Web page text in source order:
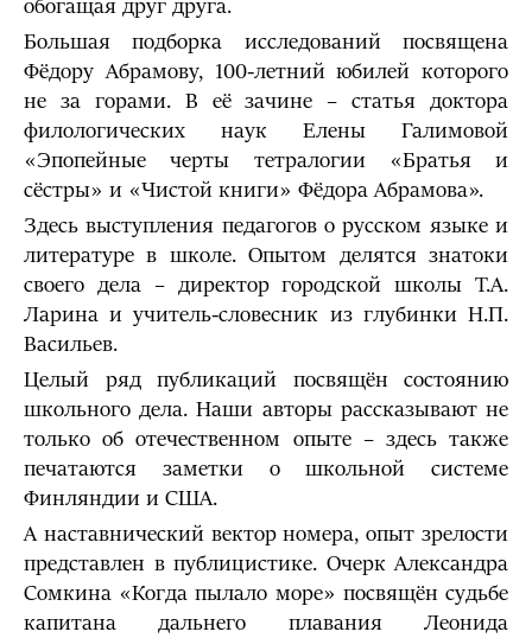
обогащая друг друга.
Большая подборка исследований посвящена
Фёдору Абрамову, 100-летний юбилей которого
не за горами. В её зачине – статья доктора
филологических наук Елены Галимовой
«Эпопейные черты тетралогии «Братья и
сёстры» и «Чистой книги» Фёдора Абрамова».
Здесь выступления педагогов о русском языке и
литературе в школе. Опытом делятся знатоки
своего дела – директор городской школы Т.А.
Ларина и учитель-словесник из глубинки Н.П.
Васильев.
Целый ряд публикаций посвящён состоянию
школьного дела. Наши авторы рассказывают не
только об отечественном опыте – здесь также
печатаются заметки о школьной системе
Финляндии и США.
А наставнический вектор номера, опыт зрелости
представлен в публицистике. Очерк Александра
Сомкина «Когда пылало море» посвящён судьбе
капитана дальнего плавания Леонида